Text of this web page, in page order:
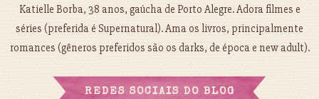
Katielle Borba, 38 anos, gaúcha de Porto Alegre. Adora filmes e
séries (preferida é Supernatural). Ama os livros, principalmente
romances (gêneros preferidos são os darks, de época e new adult).
REDES SOCIAIS DO BLOG